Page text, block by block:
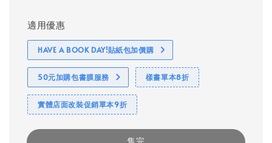
適用優惠
HAVE A BOOK DAY!貼紙包加價購
50元加購包書膜服務 樣書單本8折
實體店面改裝促銷單本9折